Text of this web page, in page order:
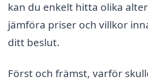
kan du enkelt hitta olika
jämföra priser och villkor
ditt beslut.
Först och främst, varför